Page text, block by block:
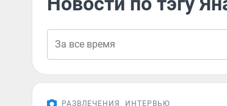
РАЗВЛЕЧЕНИЯ ИНТЕРВЬЮ